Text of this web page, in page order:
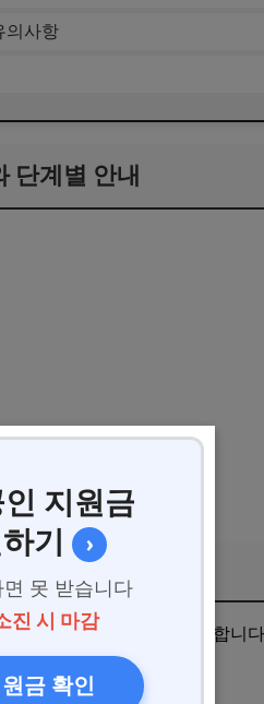
의사항
단계별 안내
차량 구입 계약서가 필요합니
니다.
지원금
기
›
못 받습니다
진 시 마감
금 확인